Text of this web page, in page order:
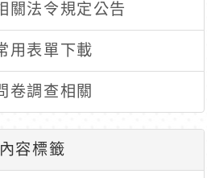
關法令規定公告
用表單下載
卷調查相關
內容標籤